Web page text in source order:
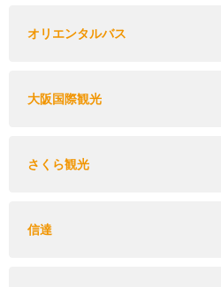
オリエンタルバス
大阪国際観光
さくら観光
信達